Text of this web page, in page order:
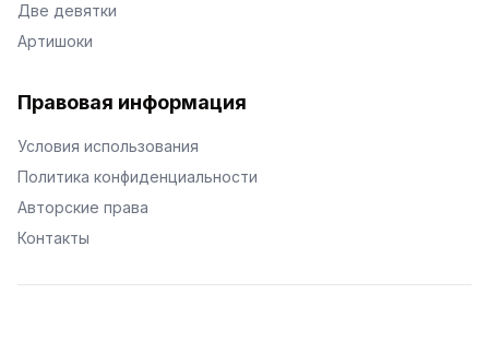
Две девятки
Артишоки
Правовая информация
Условия использования
Политика конфиденциальности
Авторские права
Контакты